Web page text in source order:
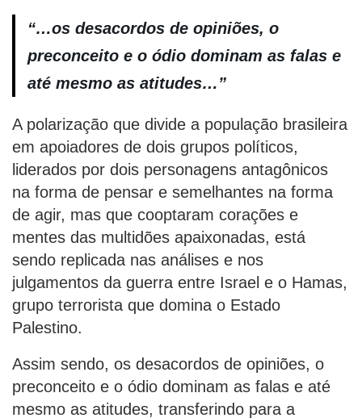
“…os desacordos de opiniões, o
preconceito e o ódio dominam as falas e
até mesmo as atitudes…”
A polarização que divide a população brasileira
em apoiadores de dois grupos políticos,
liderados por dois personagens antagônicos
na forma de pensar e semelhantes na forma
de agir, mas que cooptaram corações e
mentes das multidões apaixonadas, está
sendo replicada nas análises e nos
julgamentos da guerra entre Israel e o Hamas,
grupo terrorista que domina o Estado
Palestino.
Assim sendo, os desacordos de opiniões, o
preconceito e o ódio dominam as falas e até
mesmo as atitudes, transferindo para a